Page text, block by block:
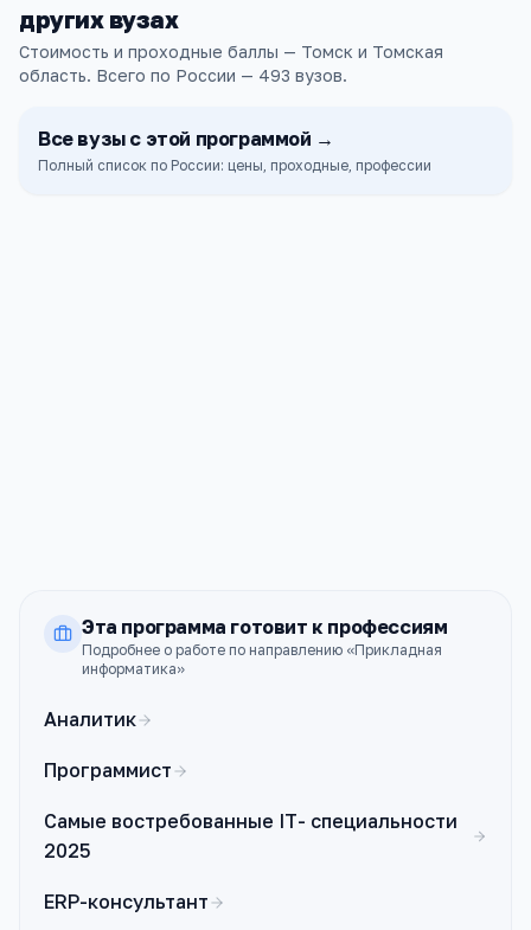
других вузах
Стоимость и проходные баллы — Томск и Томская
область. Всего по России — 493 вузов.
Все вузыс этой программой →
Полный список по России: цены, проходные, профессии
Эта программа готовит к профессиям
Подробнее о работе по направлению «Прикладная
информатика»
Аналитик
Программист
Самые востребованные IT- специальности
2025
ERP-консультант